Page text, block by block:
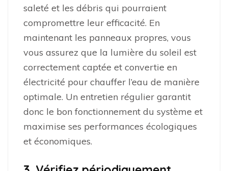
saleté et les débris qui pourraient
compromettre leur efficacité. En
maintenant les panneaux propres, vous
vous assurez que la lumière du soleil est
correctement captée et convertie en
électricité pour chauffer l’eau de manière
optimale. Un entretien régulier garantit
donc le bon fonctionnement du système et
maximise ses performances écologiques
et économiques.